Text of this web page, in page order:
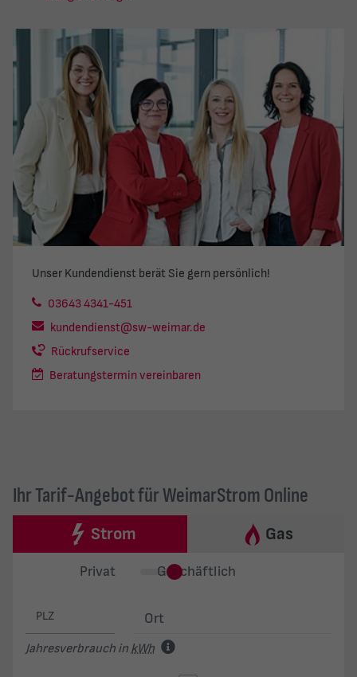
Unser Kundendienst berät Sie gern persönlich!
03643 4341-451
kundendienst@sw-weimar.de
Rückrufservice
Beratungstermin vereinbaren
Ihr Tarif-Angebot für WeimarStrom Online